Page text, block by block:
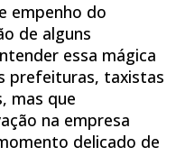
empenho do
de alguns
essa mágica
prefeituras, taxistas
mas que
na empresa
delicado de